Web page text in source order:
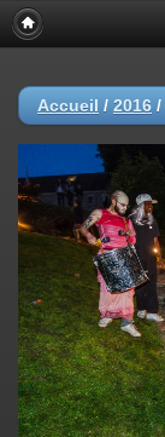
Accueil / 2016 /